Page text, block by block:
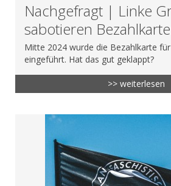
Nachgefragt | Linke
sabotieren
Mitte 2024 wurde die Bezahlkarte
eingeführt. Hat das gut geklappt?
>> weiterlesen